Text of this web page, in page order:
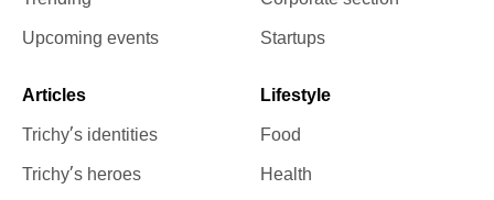
Upcoming events
Startups
Articles
Trichy’s identities
Trichy’s heroes
Lifestyle
Food
Health